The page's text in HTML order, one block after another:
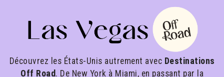
Découvrez les États-Unis autrement avec Destinations
Off Road. De New York à Miami, en passant par la